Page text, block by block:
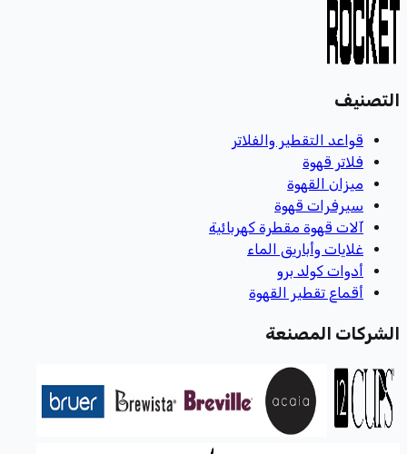
التصنيف
قواعد التقطير والفلاتر
فلاتر قهوة
ميزان القهوة
سيرفرات قهوة
آلات قهوة مقطرة كهربائية
غلايات وأباريق الماء
أدوات كولد برو
أقماع تقطير القهوة
الشركات المصنعة